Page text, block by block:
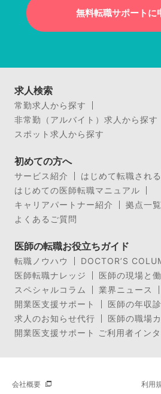
無料転職サポートに
求人検索
常勤求人から探す
非常勤（アルバイト）求人から探す
スポット求人から探す
初めての方へ
サービス紹介
はじめて転職され
はじめての医師転職マニュアル
キャリアパートナー紹介
拠点一覧
よくあるご質問
医師の転職お役立ちガイド
転職ノウハウ
DOCTOR’S
医師転職ナレッジ
医師の現場と
スペシャルコラム
業界ニュース
開業医支援サポート
医師の年収
求人のお知らせ代行
医師の職場
開業医支援サポート ご利用者イン
会社概要 利用